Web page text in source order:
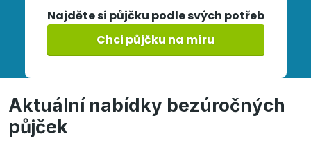
Najděte si půjčku podle svých potřeb
Chci půjčku na míru
Aktuální nabídky bezúročných
půjček